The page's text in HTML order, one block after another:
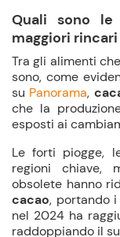
Quali sono
maggiori
Tra gli alimenti
sono, come
su Panorama,
che la
esposti ai
Le forti piogge,
regioni chiave,
obsolete hanno
cacao, portando i
nel 2024 ha
raddoppiando il